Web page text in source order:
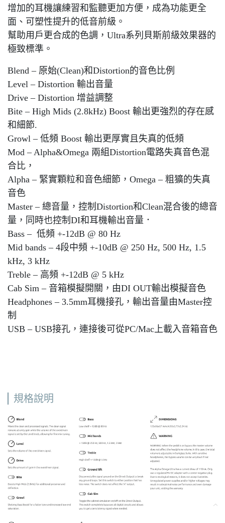
增加的耳機讓練習和監聽更加方便，成為功能更全
面、可塑性提升的低音前級。
幫助用戶更合成的色調，Ultra系列貝斯前級效果器的
極致標準。
Blend – 原始(Clean)和Distortion的音色比例
Level – Distortion 輸出音量
Drive – Distortion 增益調整
Bite – High Mids (2.8kHz) Boost 輸出更強烈的存在感
和細節.
Growl – 低頻 Boost 輸出更厚實且失真的低頻
Mod – Alpha&Omega 兩組Distortion電路失真音色混
合比，
Alpha – 緊實顆粒和音色細節，Omega – 粗獷的失真
音色
Master – 總音量，控制Distortion和Clean混合後的總音
量，同時也控制DI和耳機輸出音量．
Bass – 低頻 +-12dB @ 80 Hz
Mid bands – 4段中頻 +-10dB @ 250 Hz, 500 Hz, 1.5
kHz, 3 kHz
Treble – 高頻 +-12dB @ 5 kHz
Cab Sim – 音箱模擬開關，由DI OUT輸出模擬音色
Headphones – 3.5mm耳機接孔，輸出音量由Master控
制
USB – USB接孔，連接後可從PC/Mac上載入音箱音色
規格說明